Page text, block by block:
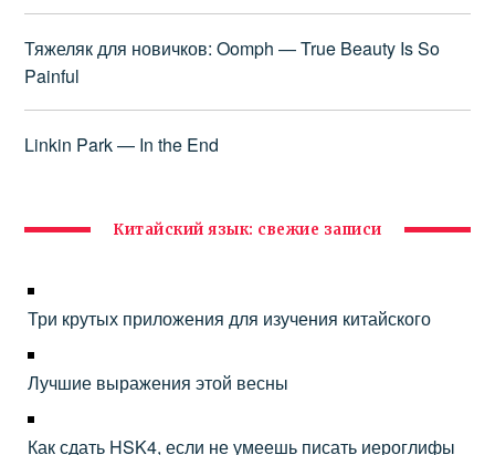
Тяжеляк для новичков: Oomph — True Beauty Is So
Painful
Linkin Park — In the End
Китайский язык: свежие записи
Три крутых приложения для изучения китайского
Лучшие выражения этой весны
Как сдать HSK4, если не умеешь писать иероглифы